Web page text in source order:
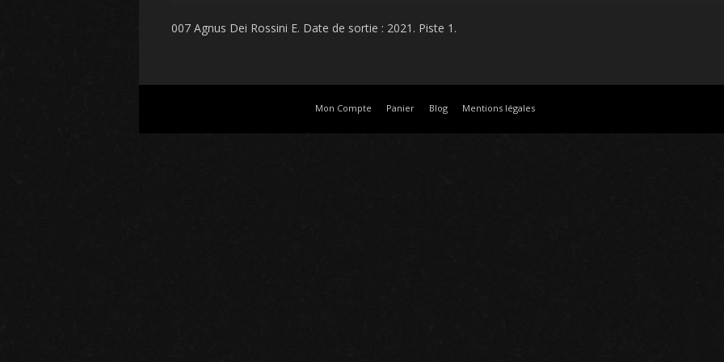
007 Agnus Dei Rossini E. Date de sortie : 2021. Piste 1.
Mon Compte Panier Blog Mentions légales